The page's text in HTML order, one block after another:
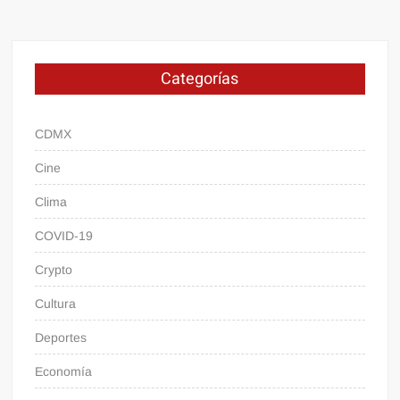
Categorías
CDMX
Cine
Clima
COVID-19
Crypto
Cultura
Deportes
Economía